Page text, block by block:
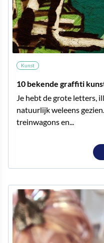
Kunst
10 bekende graffiti
Je hebt de grote letters,
natuurlijk weleens
treinwagons en...